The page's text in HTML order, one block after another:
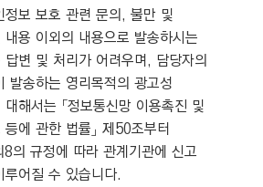
정보 보호 관련 문의, 불만 및
내용 이외의 내용으로 발송하시는
답변 및 처리가 어려우며, 담당자의
발송하는 영리목적의 광고성
해서는 「정보통신망 이용촉진 및
에 관한 법률」 제50조부터
의 규정에 따라 관계기관에 신고
루어질 수 있습니다.